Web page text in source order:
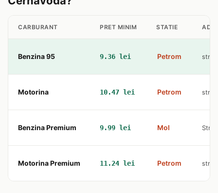
CARBURANT PRET MINIM STATIE
Benzina 95 9.36 lei Petrom str.
Motorina 10.47 lei Petrom str.
Benzina Premium 9.99 lei Mol Str.
Motorina Premium 11.24 lei Petrom str.